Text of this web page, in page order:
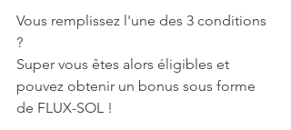
Vous remplissez l'une des 3 conditions
?
Super vous êtes alors éligibles et
pouvez obtenir un bonus sous forme
de FLUX-SOL !